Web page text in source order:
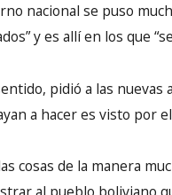
nacional se puso
y es allí en los que
pidió a las
a hacer es visto por
cosas de la manera